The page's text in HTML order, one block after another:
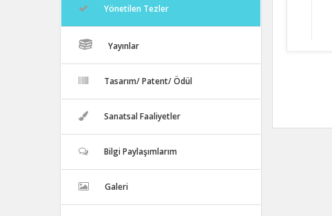
Yönetilen Tezler
Yayınlar
Tasarım/ Patent/ Ödül
Sanatsal Faaliyetler
Bilgi Paylaşımlarım
Galeri